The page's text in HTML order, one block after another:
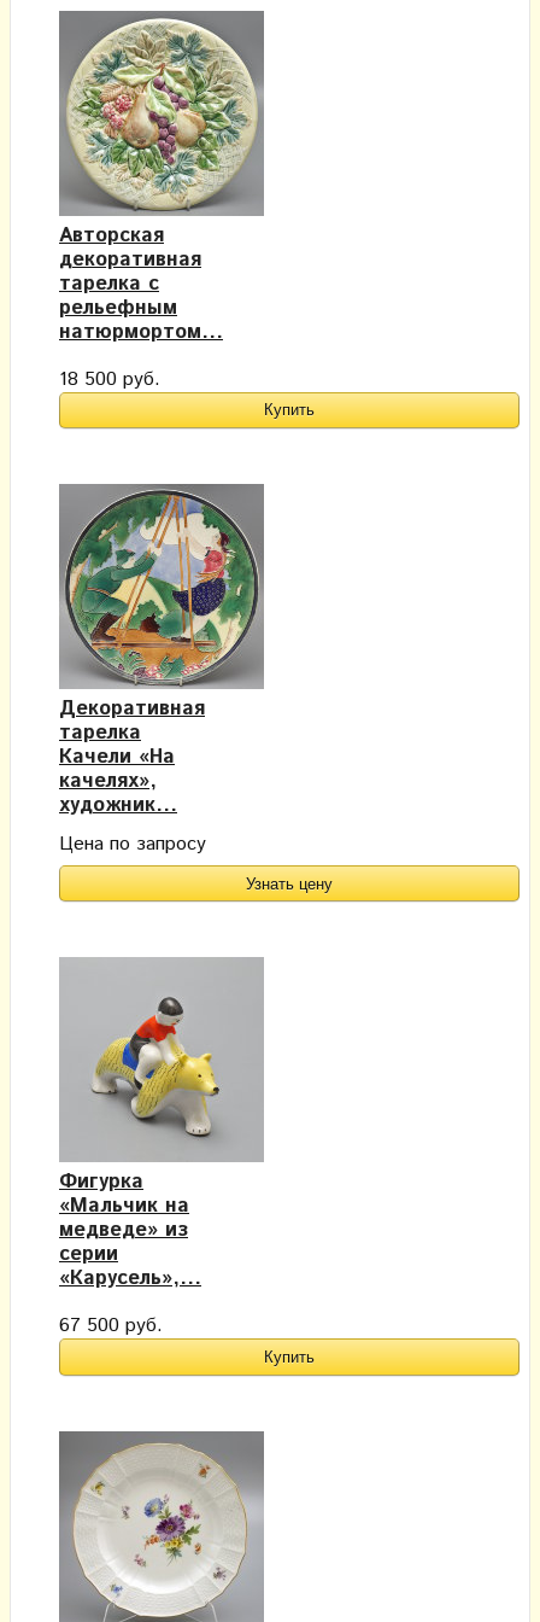
Авторская
декоративная
тарелка с
рельефным
натюрмортом...
18 500 руб.
Декоративная
тарелка
Качели «На
качелях»,
художник...
Цена по запросу
Узнать цену
Фигурка
«Мальчик на
медведе» из
серии
«Карусель»,...
67 500 руб.